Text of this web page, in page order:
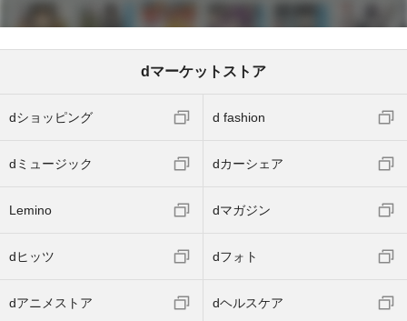
dマーケットストア
dショッピング d fashion
dミュージック dカーシェア
Lemino dマガジン
dヒッツ dフォト
dアニメストア dヘルスケア